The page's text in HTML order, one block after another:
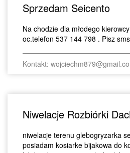
Sprzedam Seicento
Na chodzie dla młodego
oc.telefon 537 144 798 . Pisz
Kontakt:
Niwelacje Rozbiórki
niwelacje terenu glebogryzarka
posiadam kosiarke bijakowa do